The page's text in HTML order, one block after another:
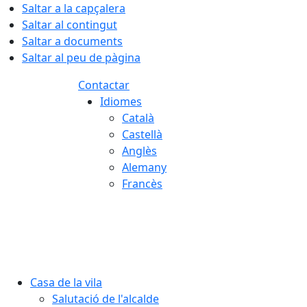
Saltar a la capçalera
Saltar al contingut
Saltar a documents
Saltar al peu de pàgina
Contactar
Idiomes
Català
Castellà
Anglès
Alemany
Francès
Casa de la vila
Salutació de l'alcalde